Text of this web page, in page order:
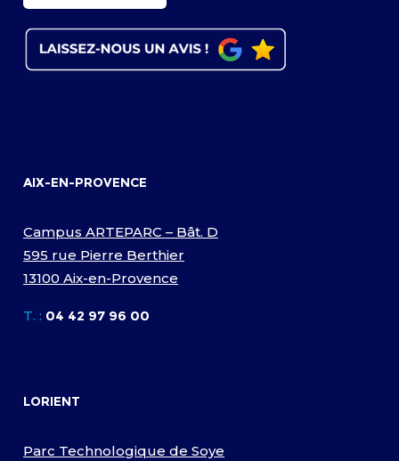
AIX-EN-PROVENCE
Campus ARTEPARC – Bât. D
595 rue Pierre Berthier
13100 Aix-en-Provence
T. : 04 42 97 96 00
LORIENT
Parc Technologique de Soye